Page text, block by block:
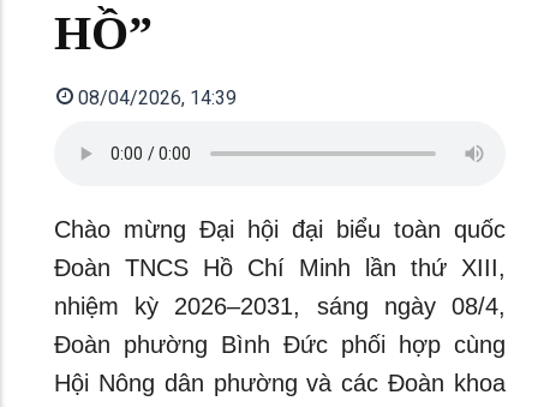
HỒ”
08/04/2026, 14:39
Chào mừng Đại hội đại biểu toàn quốc
Đoàn TNCS Hồ Chí Minh lần thứ XIII,
nhiệm kỳ 2026–2031, sáng ngày 08/4,
Đoàn phường Bình Đức phối hợp cùng
Hội Nông dân phường và các Đoàn khoa